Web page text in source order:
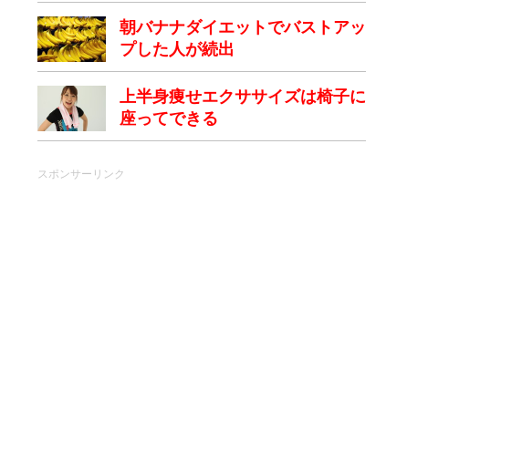
朝バナナダイエットでバストアッ
プした人が続出
上半身痩せエクササイズは椅子に
座ってできる
スポンサーリンク